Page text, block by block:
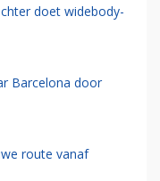
doet widebody-
Barcelona door
route vanaf